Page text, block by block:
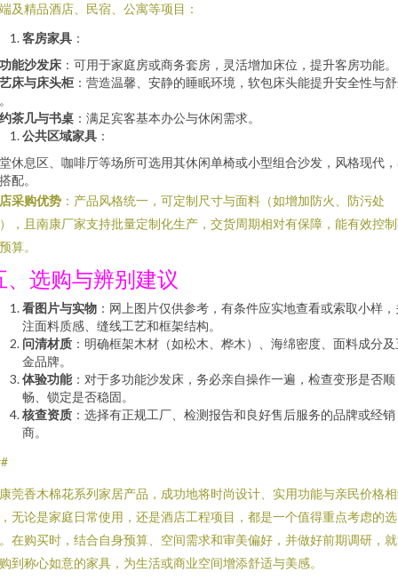
及精品酒店、民宿、公寓等项目：
客房家具 ：
能沙发床 ：可用于家庭房或商务套房，灵活增加床位，提升客房功能。
床与床头柜 ：营造温馨、安静的睡眠环境，软包床头能提升安全性与
茶几与书桌 ：满足宾客基本办公与休闲需求。
公共区域家具 ：
休息区、咖啡厅等场所可选用其休闲单椅或小型组合沙发，风格现代
配。
采购优势 ：产品风格统一，可定制尺寸与面料（如增加防火、防污处
，且南康厂家支持批量定制化生产，交货周期相对有保障，能有效控
算。
、选购与辨别建议
看图片与实物 ：网上图片仅供参考，有条件应实地查看或索取小样，
注面料质感、缝线工艺和框架结构。
问清材质 ：明确框架木材（如松木、桦木）、海绵密度、面料成分及
金品牌。
体验功能：对于多功能沙发床，务必亲自操作一遍，检查变形是否顺
畅、锁定是否稳固。
核查资质 ：选择有正规工厂、检测报告和良好售后服务的品牌或经销
商。
莞香木棉花系列家居产品，成功地将时尚设计、实用功能与亲民价格
无论是家庭日常使用，还是酒店工程项目，都是一个值得重点考虑的选
在购买时，结合自身预算、空间需求和审美偏好，并做好前期调研，
到称心如意的家具，为生活或商业空间增添舒适与美感。